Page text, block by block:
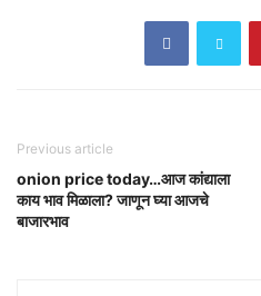
Previous article
onion price today…आज कांद्याला
काय भाव मिळाला? जाणून घ्या आजचे
बाजारभाव